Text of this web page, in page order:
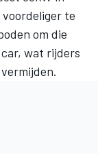
voordeliger te
om die
wat rijders